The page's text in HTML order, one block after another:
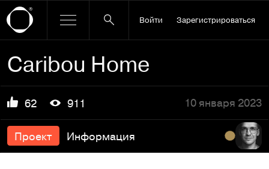
Войти Зарегистрироваться
Caribou Home
62 911 10 января 2023
Проект Информация